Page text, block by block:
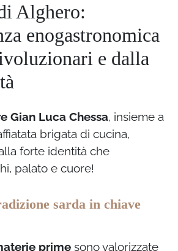
Alghero:
enogastronomica
e dalla
Gian Luca Chessa, insieme a
brigata di cucina,
forte identità che
palato e cuore!
sarda in chiave
prime sono valorizzate